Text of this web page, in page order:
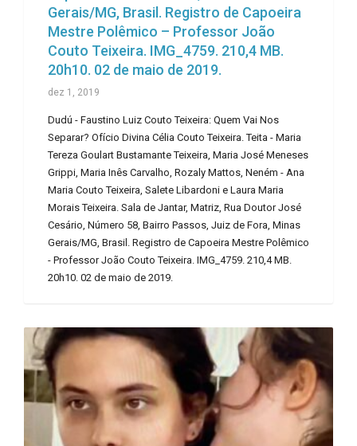
Gerais/MG, Brasil. Registro de Capoeira
Mestre Polêmico – Professor João
Couto Teixeira. IMG_4759. 210,4 MB.
20h10. 02 de maio de 2019.
dez 1, 2019
Dudú - Faustino Luiz Couto Teixeira: Quem Vai Nos
Separar? Ofício Divina Célia Couto Teixeira. Teita - Maria
Tereza Goulart Bustamante Teixeira, Maria José Meneses
Grippi, Maria Inês Carvalho, Rozaly Mattos, Neném - Ana
Maria Couto Teixeira, Salete Libardoni e Laura Maria
Morais Teixeira. Sala de Jantar, Matriz, Rua Doutor José
Cesário, Número 58, Bairro Passos, Juiz de Fora, Minas
Gerais/MG, Brasil. Registro de Capoeira Mestre Polêmico
- Professor João Couto Teixeira. IMG_4759. 210,4 MB.
20h10. 02 de maio de 2019.